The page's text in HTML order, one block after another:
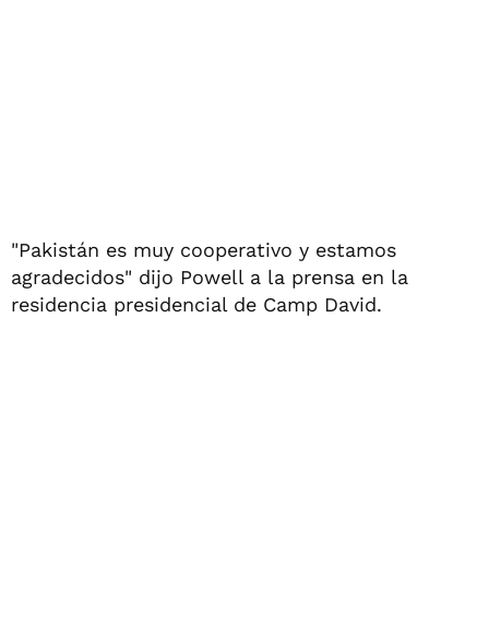
"Pakistán es muy cooperativo y estamos
agradecidos" dijo Powell a la prensa en la
residencia presidencial de Camp David.